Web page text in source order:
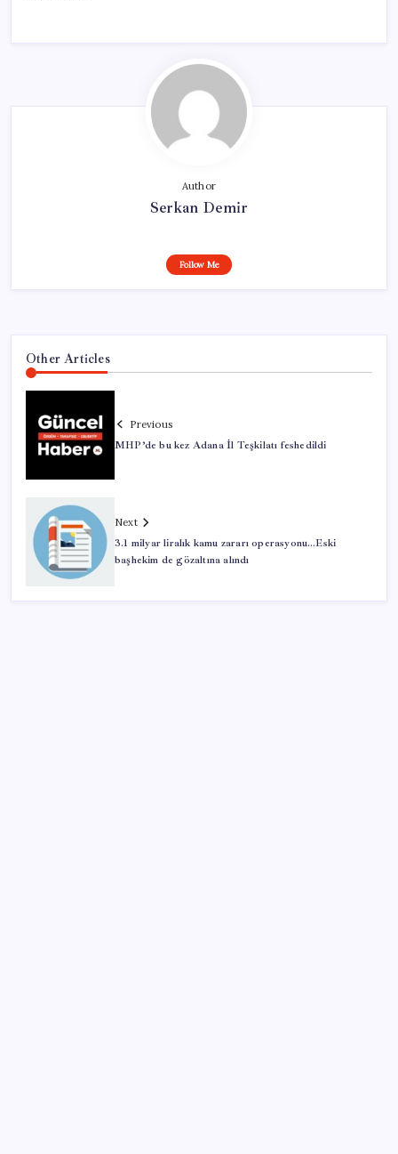
Author
Serkan Demir
Follow Me
Other Articles
Previous
MHP’de bu kez Adana İl Teşkilatı feshedildi
Next
3.1 milyar liralık kamu zararı operasyonu…Eski
başhekim de gözaltına alındı